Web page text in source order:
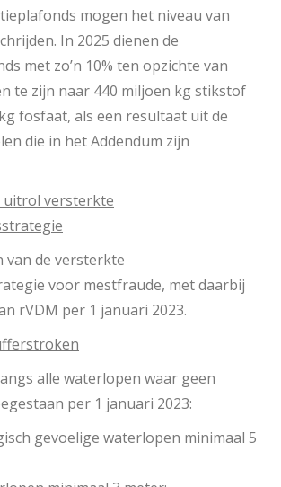
mogen het niveau van
In 2025 dienen de
met zo’n 10% ten opzichte van
te zijn naar 440 miljoen kg stikstof
fosfaat, als een resultaat uit de
die in het Addendum zijn
uitrol versterkte
de versterkte
voor mestfraude, met daarbij
rVDM per 1 januari 2023.
alle waterlopen waar geen
per 1 januari 2023:
gevoelige waterlopen minimaal 5